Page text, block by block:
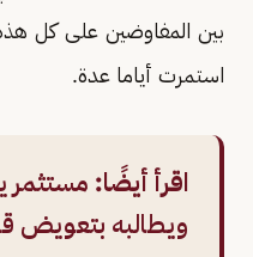
بين المفاوضين على كل
استمرت أياما عدة.
اقرأ أيضًا: مستثمر
ويطالبه بتعويض قدره 258 مليار